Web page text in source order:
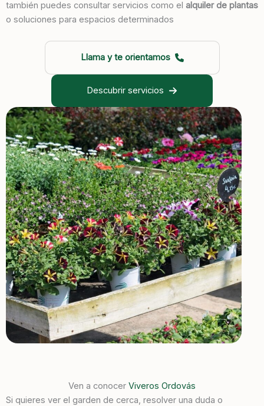
también puedes consultar servicios como el alquiler de plantas
o soluciones para espacios determinados
Llama y te orientamos
Descubrir servicios
Ven a conocer Viveros Ordovás
Si quieres ver el garden de cerca, resolver una duda o